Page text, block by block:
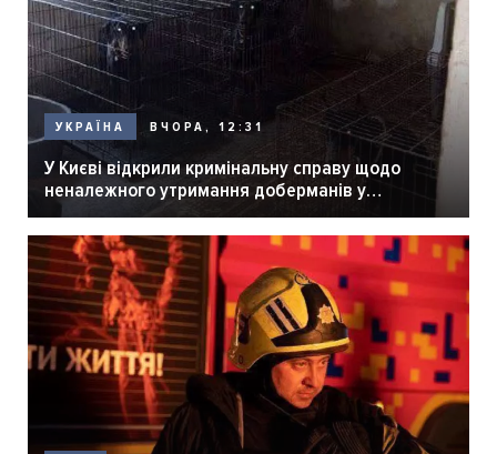
УКРАЇНА ВЧОРА, 12:31
У Києві відкрили кримінальну справу щодо
неналежного утримання доберманів у
розпліднику